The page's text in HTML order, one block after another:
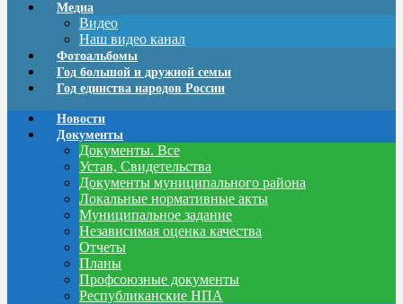
Медиа
Видео
Наш видео канал
Фотоальбомы
Год большой и дружной семьи
Год единства народов России
Новости
Документы
Документы. Все
Устав, Свидетельства
Документы муниципального района
Локальные нормативные акты
Муниципальное задание
Независимая оценка качества
Отчеты
Планы
Профсоюзные документы
Республиканские НПА